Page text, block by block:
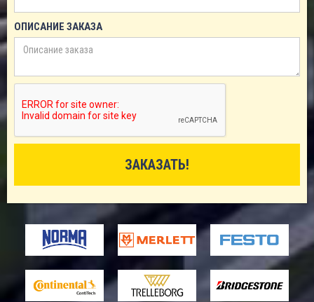
ОПИСАНИЕ ЗАКАЗА